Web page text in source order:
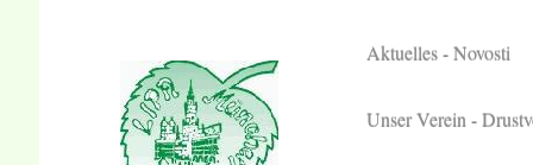
Aktuelles - Novosti
Unser Verein -